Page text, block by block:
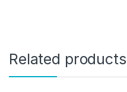
Related products